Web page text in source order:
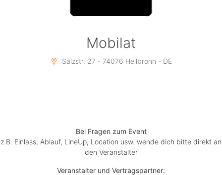
23:00-05:00Uhr
Mobilat
Salzstr. 27 - 74076 Heilbronn - DE
Bei Fragen zum Event
z.B. Einlass, Ablauf, LineUp, Location usw. wende dich bitte direkt an
den Veranstalter
Veranstalter und Vertragspartner: